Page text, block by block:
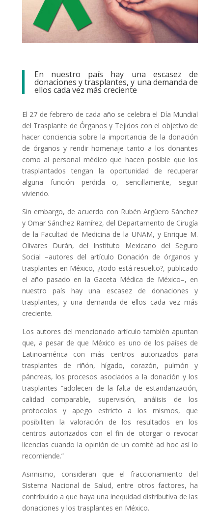
En nuestro país hay una escasez de
donaciones y trasplantes, y una demanda de
ellos cada vez más creciente
El 27 de febrero de cada año se celebra el Día Mundial
del Trasplante de Órganos y Tejidos con el objetivo de
hacer conciencia sobre la importancia de la donación
de órganos y rendir homenaje tanto a los donantes
como al personal médico que hacen posible que los
trasplantados tengan la oportunidad de recuperar
alguna función perdida o, sencillamente, seguir
viviendo.
Sin embargo, de acuerdo con Rubén Argüero Sánchez
y Omar Sánchez Ramírez, del Departamento de Cirugía
de la Facultad de Medicina de la UNAM, y Enrique M.
Olivares Durán, del Instituto Mexicano del Seguro
Social –autores del artículo Donación de órganos y
trasplantes en México, ¿todo está resuelto?, publicado
el año pasado en la Gaceta Médica de México–, en
nuestro país hay una escasez de donaciones y
trasplantes, y una demanda de ellos cada vez más
creciente.
Los autores del mencionado artículo también apuntan
que, a pesar de que México es uno de los países de
Latinoamérica con más centros autorizados para
trasplantes de riñón, hígado, corazón, pulmón y
páncreas, los procesos asociados a la donación y los
trasplantes “adolecen de la falta de estandarización,
calidad comparable, supervisión, análisis de los
protocolos y apego estricto a los mismos, que
posibiliten la valoración de los resultados en los
centros autorizados con el fin de otorgar o revocar
licencias cuando la opinión de un comité ad hoc así lo
recomiende.”
Asimismo, consideran que el fraccionamiento del
Sistema Nacional de Salud, entre otros factores, ha
contribuido a que haya una inequidad distributiva de las
donaciones y los trasplantes en México.